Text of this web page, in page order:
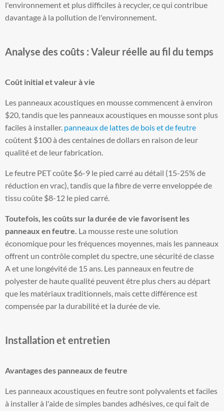
l'environnement et plus difficiles à recycler, ce qui contribue
davantage à la pollution de l'environnement.
Analyse des coûts : Valeur réelle au fil du temps
Coût initial et valeur à vie
Les panneaux acoustiques en mousse commencent à environ
$20, tandis que les panneaux acoustiques en mousse sont plus
faciles à installer. panneaux de lattes de bois et de feutre
coûtent $100 à des centaines de dollars en raison de leur
qualité et de leur fabrication.
Le feutre PET coûte $6-9 le pied carré au détail (15-25% de
réduction en vrac), tandis que la fibre de verre enveloppée de
tissu coûte $8-12 le pied carré.
Toutefois, les coûts sur la durée de vie favorisent les
panneaux en feutre. La mousse reste une solution
économique pour les fréquences moyennes, mais les panneaux
offrent un contrôle complet du spectre, une sécurité de classe
A et une longévité de 15 ans. Les panneaux en feutre de
polyester de haute qualité peuvent être plus chers au départ
que les matériaux traditionnels, mais cette différence est
compensée par la durabilité et la durée de vie.
Installation et entretien
Avantages des panneaux de feutre
Les panneaux acoustiques en feutre sont polyvalents et faciles
à installer à l'aide de simples bandes adhésives, ce qui fait de